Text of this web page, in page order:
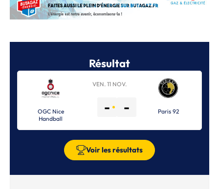
Résultat
OGC Nice
Handball
VEN. 11 NOV.
- - Paris 92
Voir les résultats